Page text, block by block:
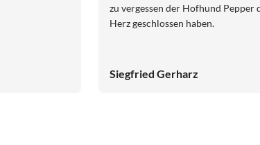
zu vergessen der Hofhund Pepper
Herz geschlossen haben.
Siegfried Gerharz